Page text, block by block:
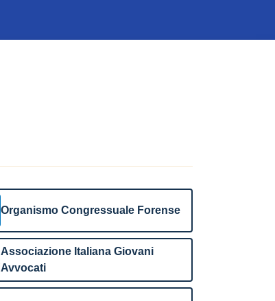
Organismo Congressuale Forense
Associazione Italiana Giovani
Avvocati